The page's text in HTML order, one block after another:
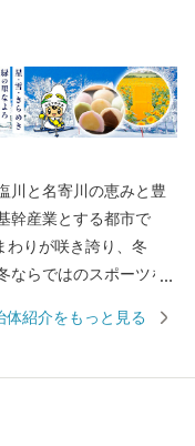
川と名寄川の恵みと豊
幹産業とする都市で
ならではのスポーツを
覚などをご存分に堪能
体紹介をもっと見る